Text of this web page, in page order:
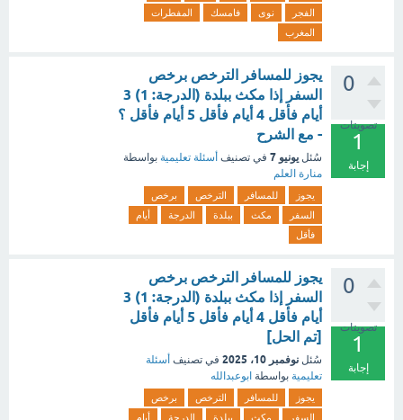
الفجر
نوى فامسك
المفطرات
المغرب
0
تصويتات
1
إجابة
يجوز للمسافر الترخص برخص
السفر إذا مكث ببلدة (الدرجة: 1) 3
أيام فأقل 4 أيام فأقل 5 أيام فأقل ؟
- مع الشرح
سُئل يونيو 7 في تصنيف أسئلة تعليمية بواسطة
منارة العلم
يجوز للمسافر الترخص
برخص
السفر
مكث ببلدة الدرجة
أيام
فأقل
0
تصويتات
1
إجابة
يجوز للمسافر الترخص برخص
السفر إذا مكث ببلدة (الدرجة: 1) 3
أيام فأقل 4 أيام فأقل 5 أيام فأقل
[تم الحل]
سُئل نوفمبر 10، 2025 في تصنيف أسئلة
تعليمية بواسطة ابوعبدالله
يجوز للمسافر الترخص
برخص
السفر
مكث ببلدة الدرجة
أيام